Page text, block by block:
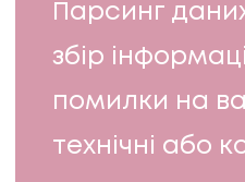
Парсинг
збір
помилки на
технічні або